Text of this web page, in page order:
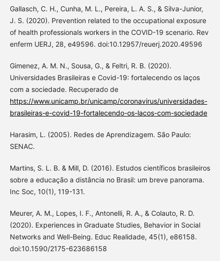
Gallasch, C. H., Cunha, M. L., Pereira, L. A. S., & Silva-Junior,
J. S. (2020). Prevention related to the occupational exposure
of health professionals workers in the COVID-19 scenario. Rev
enferm UERJ, 28, e49596. doi:10.12957/reuerj.2020.49596
Gimenez, A. M. N., Sousa, G., & Feltri, R. B. (2020).
Universidades Brasileiras e Covid-19: fortalecendo os laços
com a sociedade. Recuperado de
https://www.unicamp.br/unicamp/coronavirus/universidades-
brasileiras-e-covid-19-fortalecendo-os-lacos-com-sociedade
Harasim, L. (2005). Redes de Aprendizagem. São Paulo:
SENAC.
Martins, S. L. B. & Mill, D. (2016). Estudos científicos brasileiros
sobre a educação a distância no Brasil: um breve panorama.
Inc Soc, 10(1), 119-131.
Meurer, A. M., Lopes, I. F., Antonelli, R. A., & Colauto, R. D.
(2020). Experiences in Graduate Studies, Behavior in Social
Networks and Well-Being. Educ Realidade, 45(1), e86158.
doi:10.1590/2175-623686158